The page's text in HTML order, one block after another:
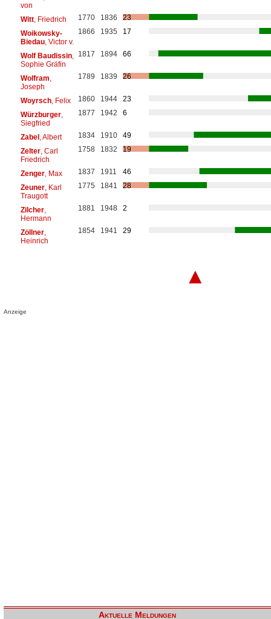
von
Witt, Friedrich 1770 1836
23
Woikowsky-
Biedau, Victor v.
1866 1935 17
Wolf Baudissin,
Sophie Gräfin
1817 1894 66
Wolfram
Joseph
1789 1839 26
Woyrsch, Felix 1860 1944
23
Würzburger,
Siegfried
1877 1942 6
Zabel, Albert 1834 1910
49
Zelter, Carl
Friedrich
1758 1832 19
Zenger, Max 1837 1911
46
Zeuner, Karl
Traugott
1775 1841 28
Zilcher,
Hermann
1881 1948 2
Zöllner,
Heinrich
1854 1941 29
▲
Anzeige
Aktuelle Meldungen